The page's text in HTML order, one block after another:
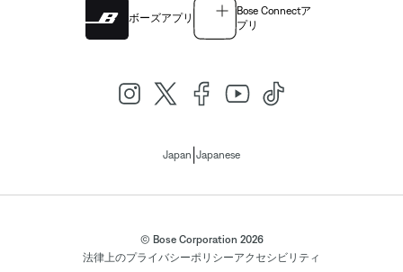
ボーズアプリ
Bose Connectア
プリ
Japan Japanese
© Bose Corporation 2026
法律上のプライバシーポリシーアクセシビリティ